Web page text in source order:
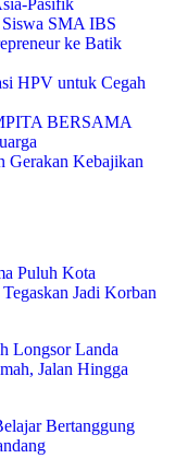
SMA IBS
ke Batik
HPV untuk Cegah
BERSAMA
Gerakan Kebajikan
Puluh Kota
Jadi Korban
Longsor Landa
Jalan Hingga
Bertanggung